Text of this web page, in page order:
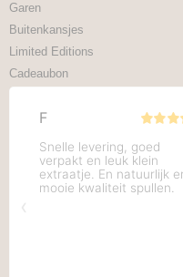
Garen
Buitenkansjes
Limited Editions
Cadeaubon